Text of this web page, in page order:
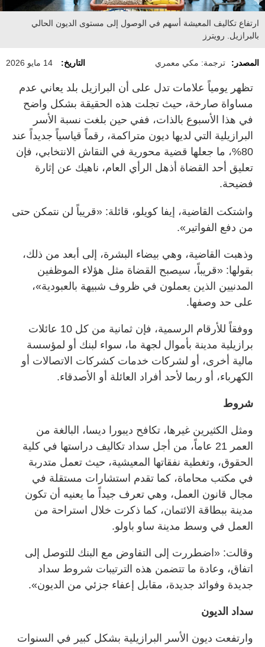
ارتفاع تكاليف المعيشة أسهم في الوصول إلى مستوى الديون الحالي
بالبرازيل. رويترز
المصدر: ترجمة: مكي معمري التاريخ: 14 مايو 2026
تظهر يومياً علامات تدل على أن البرازيل بلد يعاني عدم
مساواة صارخة، حيث تجلت هذه الحقيقة بشكل واضح
في هذا الأسبوع بالذات، ففي حين بلغت نسبة الأسر
البرازيلية التي لديها ديون متراكمة، رقماً قياسياً جديداً عند
80%، ما جعلها قضية محورية في النقاش الانتخابي، فإن
تعليق أحد القضاة أذهل الرأي العام، ناهيك عن إثارة
فضيحة.
واشتكت القاضية، إيفا كويلو، قائلة: «قريباً لن نتمكن حتى
من دفع الفواتير».
وذهبت القاضية، وهي بيضاء البشرة، إلى أبعد من ذلك،
بقولها: «قريباً، سيصبح القضاة مثل هؤلاء الموظفين
المدنيين الذين يعملون في ظروف شبيهة بالعبودية»،
على حد وصفها.
ووفقاً للأرقام الرسمية، فإن ثمانية من كل 10 عائلات
برازيلية مدينة بأموال لجهة ما، سواء لبنك أو لمؤسسة
مالية أخرى، أو لشركات خدمات كشركات الاتصالات أو
الكهرباء، أو ربما لأحد أفراد العائلة أو الأصدقاء.
شروط
ومثل الكثيرين غيرها، تكافح ديبورا ديسا، البالغة من
العمر 21 عاماً، من أجل سداد تكاليف دراستها في كلية
الحقوق، وتغطية نفقاتها المعيشية، حيث تعمل متدربة
في مكتب محاماة، كما تقدم استشارات مستقلة في
مجال قانون العمل، وهي تعرف جيداً ما يعنيه أن تكون
مدينة ببطاقة الائتمان، كما ذكرت خلال استراحة من
العمل في وسط مدينة ساو باولو.
وقالت: «اضطررت إلى التفاوض مع البنك للتوصل إلى
اتفاق، وعادة ما تتضمن هذه الترتيبات شروط سداد
جديدة وفوائد جديدة، مقابل إعفاء جزئي من الديون».
سداد الديون
وارتفعت ديون الأسر البرازيلية بشكل كبير في السنوات